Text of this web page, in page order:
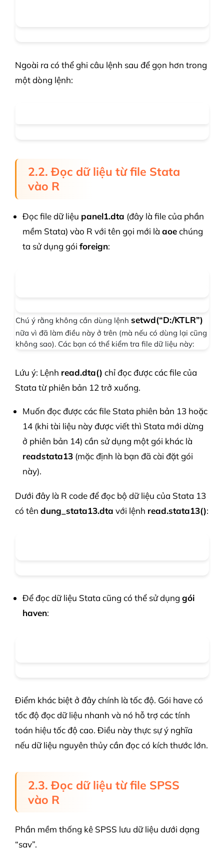
Ngoài ra có thể ghi câu lệnh sau để gọn hơn trong
một dòng lệnh:
2.2. Đọc dữ liệu từ file Stata
vào R
Đọc file dữ liệu panel1.dta (đây là file của phần
mềm Stata) vào R với tên gọi mới làaoechúng
ta sử dụng góiforeign:
Chú ý rằng không cần dùng lệnh setwd(“D:/KTLR”)
nữa vì đã làm điều này ở trên (mà nếu có dùng lại cũng
không sao). Các bạn có thể kiểm tra file dữ liệu này:
Lứu ý: Lệnh read.dta() chỉ đọc được các file của
Stata từ phiên bản 12 trở xuống.
Muốn đọc được các file Stata phiên bản 13 hoặc
14 (khi tài liệu này được viết thì Stata mới dừng
ở phiên bản 14) cần sử dụng một gói khác là
readstata13 (mặc định là bạn đã cài đặt gói
này).
Dưới đây là R code để đọc bộ dữ liệu của Stata 13
có têndung_stata13.dta với lệnh read.stata13():
Để đọc dữ liệu Stata cũng có thể sử dụnggói
haven:
Điểm khác biệt ở đây chính là tốc độ. Gói have có
tốc độ đọc dữ liệu nhanh và nó hỗ trợ các tính
toán hiệu tốc độ cao. Điều này thực sự ý nghĩa
nếu dữ liệu nguyên thủy cần đọc có kích thước lớn.
2.3. Đọc dữ liệu từ file SPSS
vào R
Phần mềm thống kê SPSS lưu dữ liệu dưới dạng
“sav”.